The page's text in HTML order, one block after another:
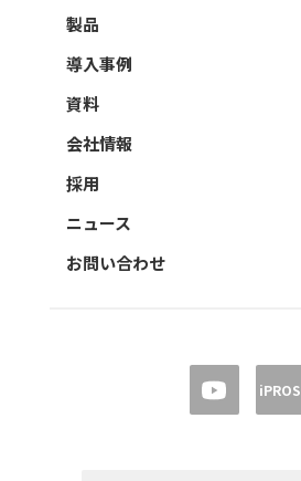
製品
導入事例
資料
会社情報
採用
ニュース
お問い合わせ
iPROS